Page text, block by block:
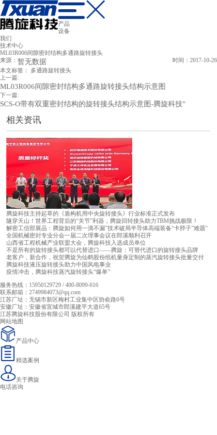
产品
设备
我们
技术中心
ML03R006间隙密封结构多通路旋转接头
来源：
时间：2017-10-26
暂无数据
本文标签：
多通路旋转接头
上一篇:
ML03R006间隙密封结构多通路旋转接头结构示意图
下一篇:
SCS-O带有双重密封结构的旋转接头结构示意图-腾旋科技"
相关资讯
腾旋科技主持起草的《盾构机用中央旋转接头》行业标准正式发布
隧穿天山！世界工程背后的“关节”利器，腾旋回转接头助力TBM挑战极限！
解密工信部展品：腾旋如何用一滴不漏"技术破局半导体高端装备“卡脖子”难题"
全国机械密封专业分会一届二次理事会议在郎溪顺利召开
山西省工程机械产业联盟大会，腾旋科技入选成员单位
不是所有的旋转接头都可以代替进口——腾旋：可替代进口的旋转接头品牌
老客户，新合作，祝贺腾旋为仙鹤股份纸机量身定制的蒸汽旋转接头批量交付
腾旋科技液压旋转接头助力中国风电事业
疫情冲击，腾旋科技蒸汽旋转接头“爆单”
服务热线： 15950129729 / 400-8099-616
联系邮箱： 2749984073@qq.com
江苏厂址： 无锡市新区梅村工业集中区协俞路6号
安徽厂址： 安徽省宣城市郎溪建平大道65号
江苏腾旋科技股份有限公司 版权所有
网站地图
产品中心
精选案例
关于腾旋
电话咨询